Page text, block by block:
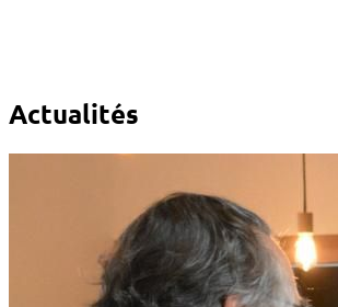
Actualités